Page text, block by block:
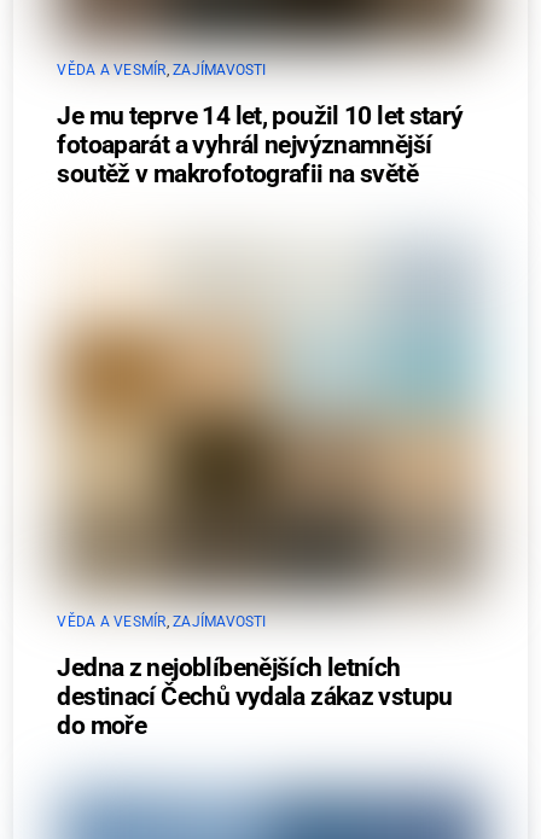
VĚDA A VESMÍR ,ZAJÍMAVOSTI
Je mu teprve 14 let, použil 10 let starý
fotoaparát a vyhrál nejvýznamnější
soutěž v makrofotografii na světě
VĚDA A VESMÍR ,ZAJÍMAVOSTI
Jedna z nejoblíbenějších letních
destinací Čechů vydala zákaz vstupu
do moře